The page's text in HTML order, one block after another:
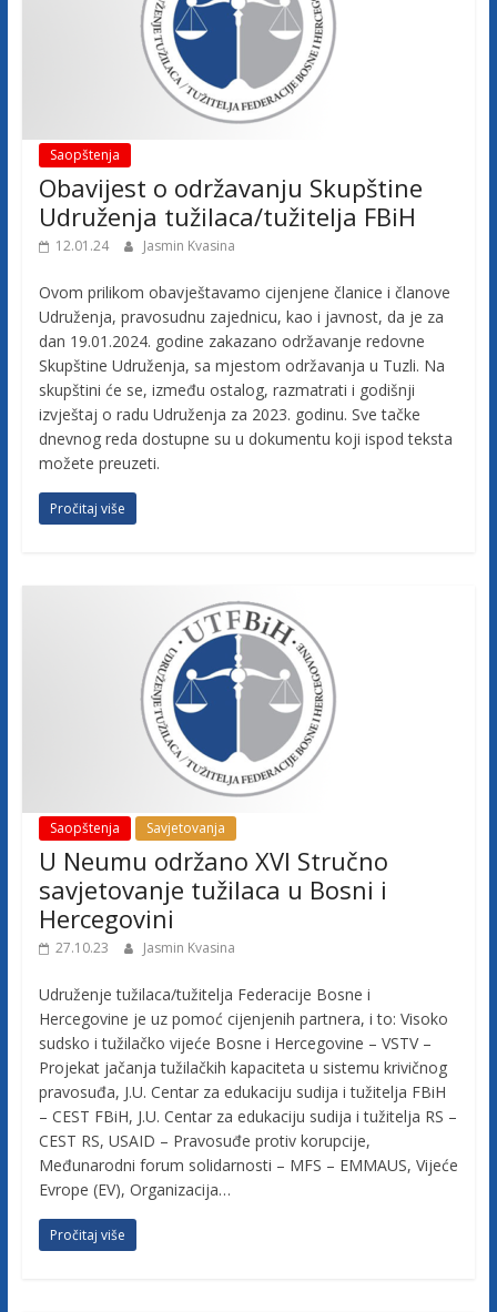
Saopštenja
Obavijest o održavanju Skupštine
Udruženja tužilaca/tužitelja FBiH
12.01.24 Jasmin Kvasina
Ovom prilikom obavještavamo cijenjene članice i članove
Udruženja, pravosudnu zajednicu, kao i javnost, da je za
dan 19.01.2024. godine zakazano održavanje redovne
Skupštine Udruženja, sa mjestom održavanja u Tuzli. Na
skupštini će se, između ostalog, razmatrati i godišnji
izvještaj o radu Udruženja za 2023. godinu. Sve tačke
dnevnog reda dostupne su u dokumentu koji ispod teksta
možete preuzeti.
Pročitaj više
Saopštenja Savjetovanja
U Neumu održano XVI Stručno
savjetovanje tužilaca u Bosni i
Hercegovini
27.10.23 Jasmin Kvasina
Udruženje tužilaca/tužitelja Federacije Bosne i
Hercegovine je uz pomoć cijenjenih partnera, i to: Visoko
sudsko i tužilačko vijeće Bosne i Hercegovine – VSTV –
Projekat jačanja tužilačkih kapaciteta u sistemu krivičnog
pravosuđa, J.U. Centar za edukaciju sudija i tužitelja FBiH
– CEST FBiH, J.U. Centar za edukaciju sudija i tužitelja RS –
CEST RS, USAID – Pravosuđe protiv korupcije,
Međunarodni forum solidarnosti – MFS – EMMAUS, Vijeće
Evrope (EV), Organizacija…
Pročitaj više